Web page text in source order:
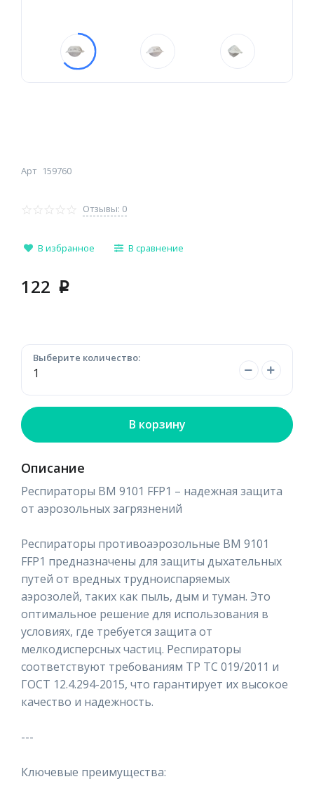
Арт 159760
Отзывы: 0
В избранное В сравнение
122 p
Выберите количество:
В корзину
Описание
Респираторы ВМ 9101 FFP1 – надежная защита
от аэрозольных загрязнений
Респираторы противоаэрозольные ВМ 9101
FFP1 предназначены для защиты дыхательных
путей от вредных трудноиспаряемых
аэрозолей, таких как пыль, дым и туман. Это
оптимальное решение для использования в
условиях, где требуется защита от
мелкодисперсных частиц. Респираторы
соответствуют требованиям ТР ТС 019/2011 и
ГОСТ 12.4.294-2015, что гарантирует их высокое
качество и надежность.
---
Ключевые преимущества: